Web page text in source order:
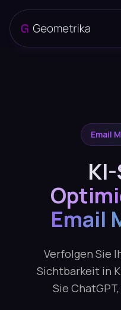
Email
Email
Verfolgen Sie
Sichtbarkeit in
Sie